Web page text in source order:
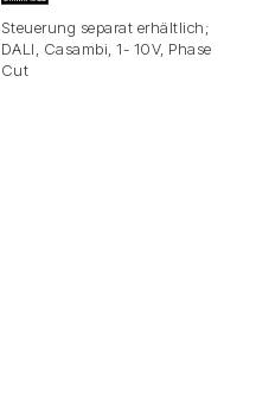
Steuerung separat erhältlich;
DALI, Casambi, 1- 10V, Phase
Cut